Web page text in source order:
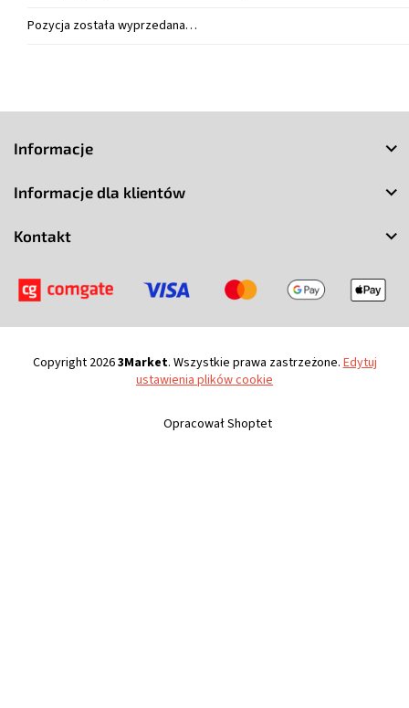
Pozycja została wyprzedana…
Informacje
Informacje dla klientów
Kontakt
Opracował Shoptet
Copyright 20263Market. Wszystkie prawa zastrzeżone. Edytuj
ustawienia plików cookie